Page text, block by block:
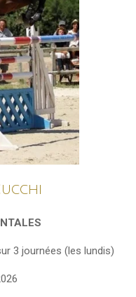
3 journées (les lundis)